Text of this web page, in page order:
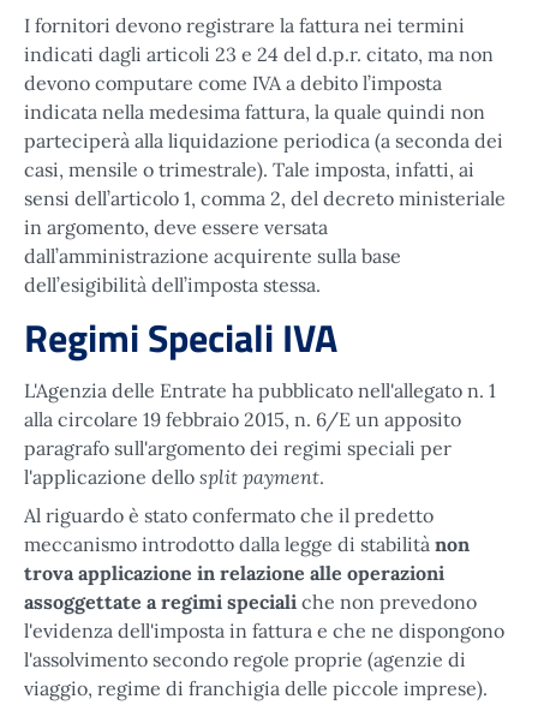
I fornitori devono registrare la fattura nei termini
indicati dagli articoli 23 e 24 del d.p.r. citato, ma non
devono computare come IVA a debito l’imposta
indicata nella medesima fattura, la quale quindi non
parteciperà alla liquidazione periodica (a seconda dei
casi, mensile o trimestrale). Tale imposta, infatti, ai
sensi dell’articolo 1, comma 2, del decreto ministeriale
in argomento, deve essere versata
dall’amministrazione acquirente sulla base
dell’esigibilità dell’imposta stessa.
Regimi Speciali IVA
L'Agenzia delle Entrate ha pubblicato nell'allegato n. 1
alla circolare 19 febbraio 2015, n. 6/E un apposito
paragrafo sull'argomento dei regimi speciali per
l'applicazione dello split payment.
Al riguardo è stato confermato che il predetto
meccanismo introdotto dalla legge di stabilità non
trova applicazione in relazione alle operazioni
assoggettate a regimi speciali che non prevedono
l'evidenza dell'imposta in fattura e che ne dispongono
l'assolvimento secondo regole proprie (agenzie di
viaggio, regime di franchigia delle piccole imprese).